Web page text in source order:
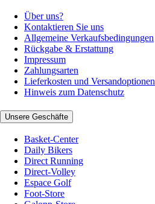
Über uns?
Kontaktieren Sie uns
Allgemeine Verkaufsbedingungen
Rückgabe & Erstattung
Impressum
Zahlungsarten
Lieferkosten und Versandoptionen
Hinweis zum Datenschutz
Unsere Geschäfte
Basket-Center
Daily Bikers
Direct Running
Direct-Volley
Espace Golf
Foot-Store